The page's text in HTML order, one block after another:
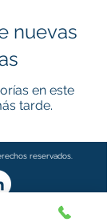
nuevas
en este
tarde.
reservados.